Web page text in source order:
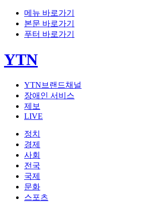
메뉴 바로가기
본문 바로가기
푸터 바로가기
YTN
YTN브랜드채널
장애인 서비스
제보
LIVE
정치
경제
사회
전국
국제
문화
스포츠